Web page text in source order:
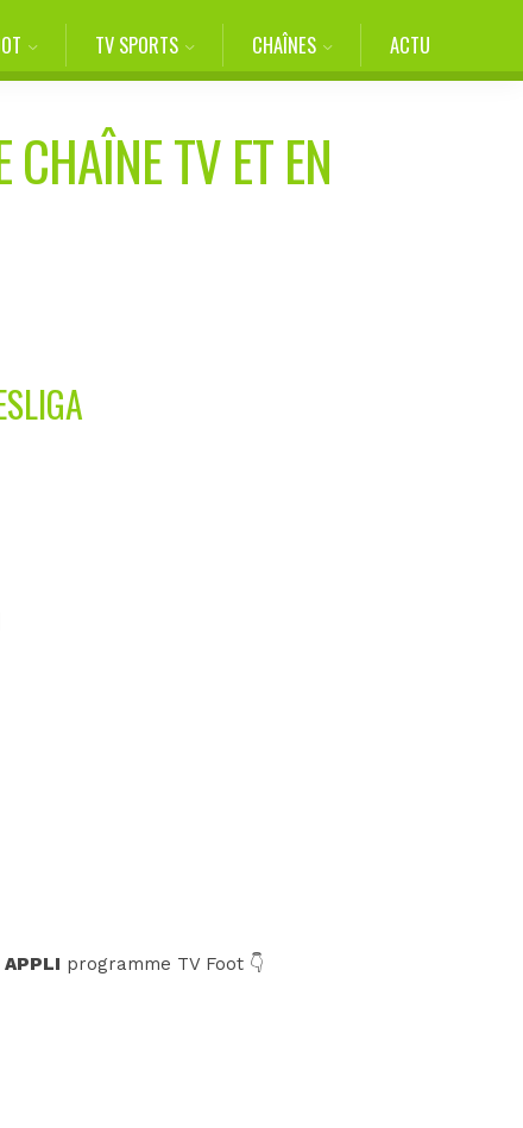
TV SPORTS CHAÎNES ACTU
CHAÎNE TV ET EN
programme TV Foot 👇